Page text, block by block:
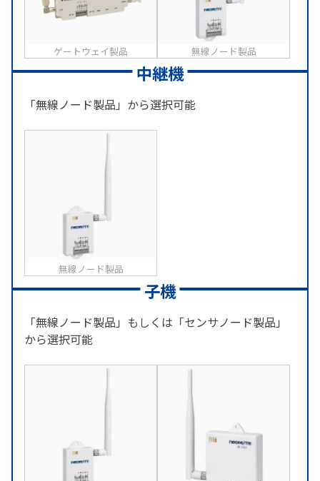
ゲートウェイ製品 無線ノード製品
中継機
「無線ノード製品」から選択可能
無線ノード製品
子機
「無線ノード製品」もしくは「センサノード製品」
から選択可能